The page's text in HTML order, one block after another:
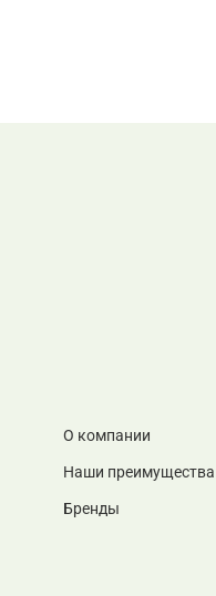
О компании
Наши преимущества
Бренды